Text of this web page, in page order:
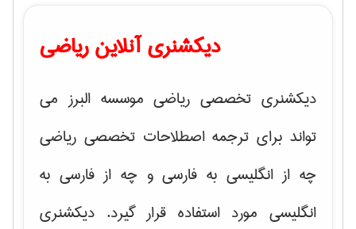
دیکشنری آنلاین ریاضی
دیکشنری تخصصی ریاضی موسسه البرز می
تواند برای ترجمه اصطلاحات تخصصی ریاضی
چه از انگلیسی به فارسی و چه از فارسی به
انگلیسی مورد استفاده قرار گیرد. دیکشنری